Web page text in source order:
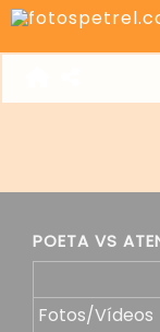
POETA VS